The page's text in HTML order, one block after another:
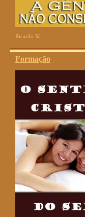
Ricardo Sá
Formação